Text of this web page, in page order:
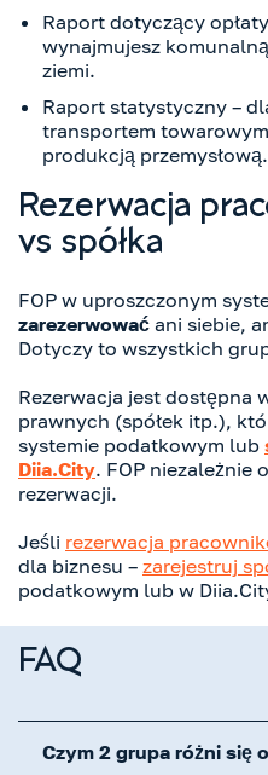
Raport dotyczący
wynajmujesz
ziemi.
Raport statystyczny –
transportem
produkcją przemysłową.
Rezerwacja
vs spółka
FOP w uproszczonym
zarezerwować ani siebie,
Dotyczy to wszystkich
Rezerwacja jest dostępna
prawnych (spółek itp.),
systemie podatkowym lub
Diia.City. FOP niezależnie
rezerwacji.
Jeśli rezerwacja
dla biznesu – zarejestruj
podatkowym lub w
FAQ
Czym 2 grupa różni się